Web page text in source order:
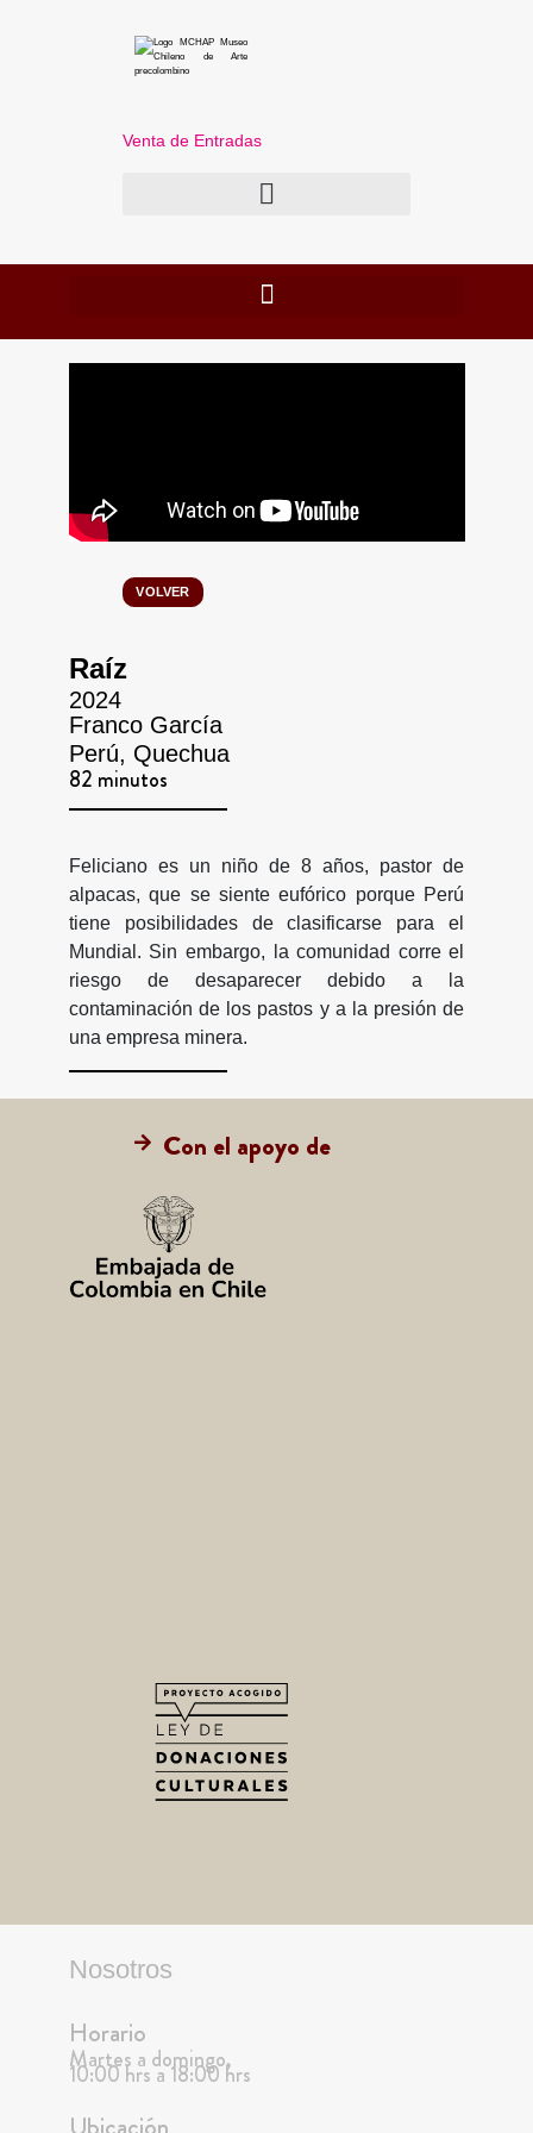
Venta de Entradas
VOLVER
Raíz
2024
Franco García
Perú, Quechua
82 minutos
Feliciano es un niño de 8 años, pastor de
alpacas, que se siente eufórico porque Perú
tiene posibilidades de clasificarse para el
Mundial. Sin embargo, la comunidad corre el
riesgo de desaparecer debido a la
contaminación de los pastos y a la presión de
una empresa minera.
Con el apoyo de
Nosotros
Horario
Martes a domingo,
10:00 hrs a 18:00 hrs